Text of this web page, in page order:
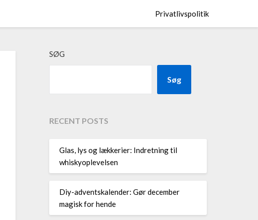
Privatlivspolitik
SØG
Søg
RECENT POSTS
Glas, lys og lækkerier: Indretning til
whiskyoplevelsen
Diy-adventskalender: Gør december
magisk for hende